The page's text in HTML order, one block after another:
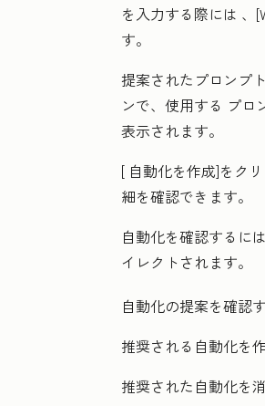
を入力する際には 、
す。
提案されたプロンプ
ンで、使用する プロ
表示されます。
[ 自動化を作成]をク
細を確認できます。
自動化を確認するに
イレクトされます。
自動化の提案を確認
推奨される自動化を
推奨された自動化を